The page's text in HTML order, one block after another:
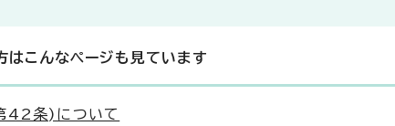
はこんなページも見ています
42条)について